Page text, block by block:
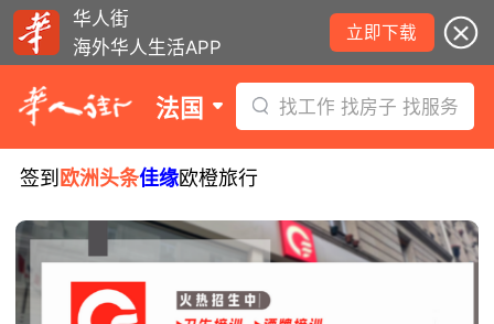
华人街
海外华人生活APP
立即下载
法国 找工作 找房子 找服务
签到 欧洲头条佳缘欧橙旅行